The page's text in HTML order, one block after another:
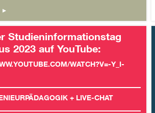
Studieninformationstag
2023 auf YouTube:
WATCH?V=-Y_I-
+ LIVE-CHAT